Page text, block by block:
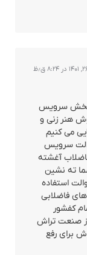
سرویس
زنی و
می کنیم
سرویس
آغشته
ته نشین
استفاده
فاضلابی
کفشور
صنعت تراش
برای رفع